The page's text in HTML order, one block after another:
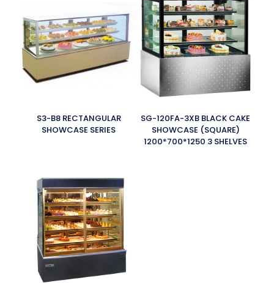
S3-B8 RECTANGULAR
SHOWCASE SERIES
SG-120FA-3XB BLACK CAKE
SHOWCASE (SQUARE)
1200*700*1250 3 SHELVES